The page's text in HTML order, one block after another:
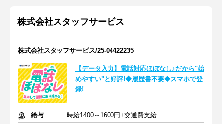
株式会社スタッフサービス
株式会社スタッフサービス/25-04422235
【データ入力】電話対応ほぼなし♪だから"始
めやすい"と好評!◆履歴書不要◆スマホで登
録!
給与
時給1400～1600円+交通費支給